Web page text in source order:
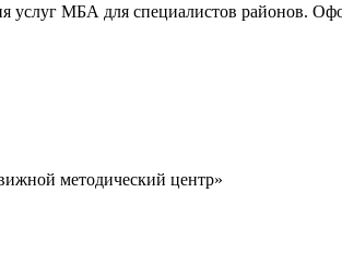
услуг МБА для специалистов районов.
методический центр»